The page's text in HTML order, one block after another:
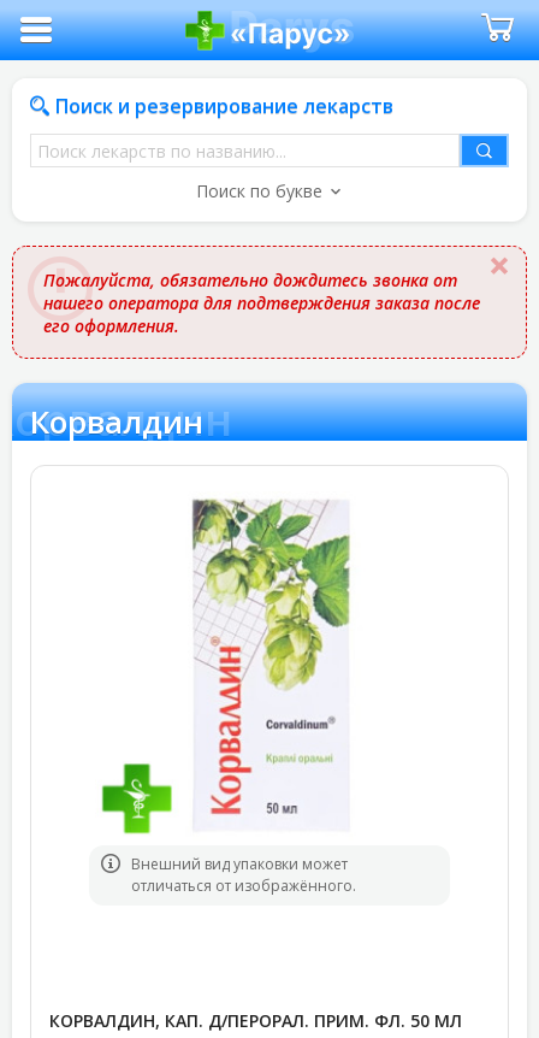
Поиск и резервирование лекарств
Поиск
лекарств
названию
Поиск по букве
Пожалуйста, обязательно дождитесь звонка от
нашего оператора для подтверждения заказа после
его оформления.
Корвалдин
Bнешний вид упаковки может
отличаться от изображённого.
КОРВАЛДИН, КАП. Д/ПЕРОРАЛ. ПРИМ. ФЛ. 50 МЛ